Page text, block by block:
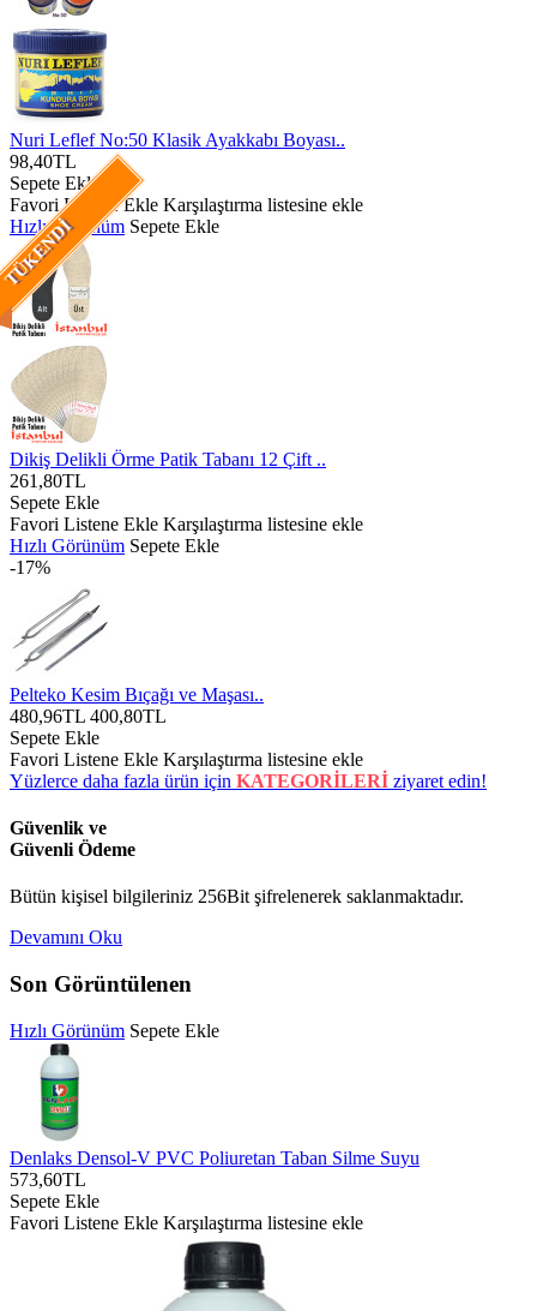
Nuri Leflef No:50 Klasik Ayakkabı Boyası..
98,40TL
Sepete Ekle
Favori Listene Ekle Karşılaştırma listesine ekle
TÜKENDI
Hızlı Görünüm Sepete Ekle
Dikiş Delikli Örme Patik Tabanı 12 Çift ..
261,80TL
Sepete Ekle
Favori Listene Ekle Karşılaştırma listesine ekle
Hızlı Görünüm Sepete Ekle
-17%
Pelteko Kesim Bıçağı ve Maşası..
480,96TL 400,80TL
Sepete Ekle
Favori Listene Ekle Karşılaştırma listesine ekle
Yüzlerce daha fazla ürün için KATEGORİLERİ ziyaret edin!
Güvenlik ve
Güvenli Ödeme
Bütün kişisel bilgileriniz 256Bit şifrelenerek saklanmaktadır.
Devamını Oku
Son Görüntülenen
Hızlı Görünüm Sepete Ekle
Denlaks Densol-V PVC Poliuretan Taban Silme Suyu
573,60TL
Sepete Ekle
Favori Listene Ekle Karşılaştırma listesine ekle